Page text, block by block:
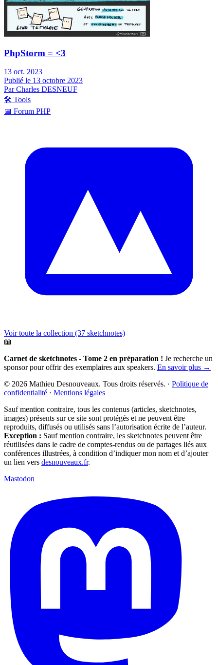
PhpStorm = <3
13 oct. 2023
Publié le 13 octobre 2023
Par Charles DESNEUF
🛠️ Tools
📅 Forum PHP
Voir toute la collection (37 sketchnotes)
📖
Carnet de sketchnotes - Tome 2 en préparation ! Je recherche un
sponsor pour offrir des exemplaires aux speakers. En savoir plus →
© 2026 Mathieu Desnouveaux. Tous droits réservés. · Politique de
confidentialité · Mentions légales
Sauf mention contraire, tous les contenus (articles, sketchnotes,
images) présents sur ce site sont protégés et ne peuvent être
reproduits, diffusés ou utilisés sans l’autorisation écrite de l’auteur.
Exception : Sauf mention contraire, les sketchnotes peuvent être
réutilisées dans le cadre de comptes-rendus ou de partages liés aux
conférences illustrées, à condition d’indiquer mon nom et d’ajouter
un lien vers desnouveaux.fr.
Mastodon